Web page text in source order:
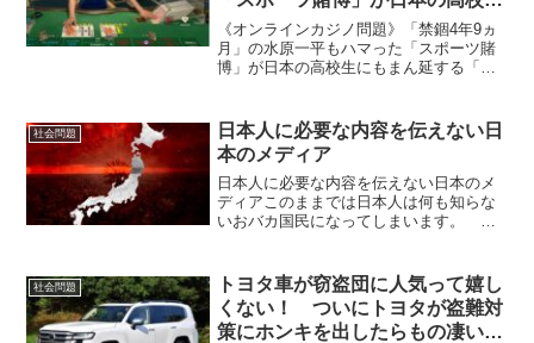
にもまん延する「ヤバすぎる未
来」
《オンラインカジノ問題》「禁錮4年9ヵ
月」の水原一平もハマった「スポーツ賭
博」が日本の高校生にもまん延する「ヤ
ンブル依存症が世界的な問題になってい
る。中でも深刻なのがス...
社会問題
日本人に必要な内容を伝えない日
本のメディア
日本人に必要な内容を伝えない日本のメ
ディアこのままでは日本人は何も知らな
いおバカ国民になってしまいます。 日
大震災、大津波の時に当時の菅直人首相
が有楽町の外国人特派員協...
社会問題
トヨタ車が窃盗団に人気って嬉し
くない！ ついにトヨタが盗難対
策にホンキを出したらもの凄いも